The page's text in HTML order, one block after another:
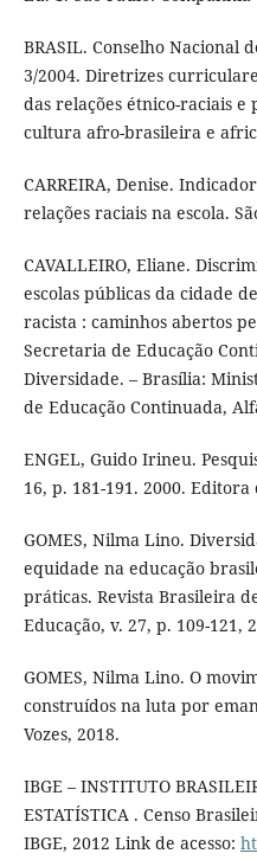
BRASIL. Conselho Nacional
3/2004. Diretrizes
das relações étnico-raciais
cultura afro-brasileira e
CARREIRA, Denise.
relações raciais na escola.
CAVALLEIRO, Eliane.
escolas públicas da cidade
racista : caminhos abertos
Secretaria de Educação
Diversidade. – Brasília:
de Educação Continuada,
ENGEL, Guido Irineu.
16, p. 181-191. 2000. Editora
GOMES, Nilma Lino.
equidade na educação
práticas. Revista Brasileira
Educação, v. 27, p. 109-121,
GOMES, Nilma Lino. O
construídos na luta por
Vozes, 2018.
IBGE – INSTITUTO
ESTATÍSTICA . Censo
IBGE, 2012 Link de acesso: